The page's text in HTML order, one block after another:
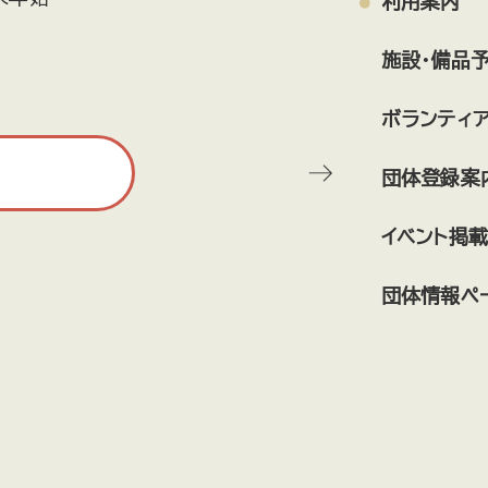
施設・備品
ボランティ
団体登録案
イベント掲
団体情報ペ